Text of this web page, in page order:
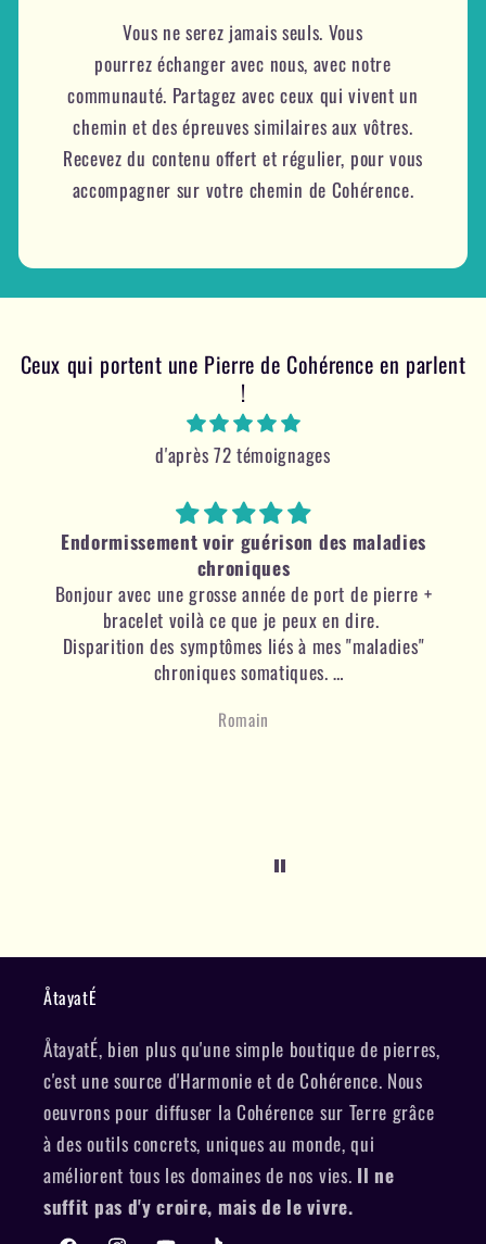
Vous ne serez jamais seuls. Vous
pourrez échanger avec nous, avec notre
communauté. Partagez avec ceux qui vivent un
chemin et des épreuves similaires aux vôtres.
Recevez du contenu offert et régulier, pour vous
accompagner sur votre chemin de Cohérence.
Ceux qui portent une Pierre de Cohérence en parlent
!
d'après 72 témoignages
Endormissement voir guérison des maladies
chroniques
Bonjour avec une grosse année de port de pierre +
bracelet voilà ce que je peux en dire.
Disparition des symptômes liés à mes "maladies"
chroniques somatiques.
total des traitements bethaististine pour celle ci au
la pierre sur la zone enflammée suffit a la guérison
du trouble.
réalisation du soi ou encore l'Eveil
Je dois beaucoup a HammAnh et son équipe
Romain
ÅtayatÉ
ÅtayatÉ, bien plus qu'une simple boutique de pierres,
c'est une source d'Harmonie et de Cohérence. Nous
oeuvrons pour diffuser la Cohérence sur Terre grâce
à des outils concrets, uniques au monde, qui
améliorent tous les domaines de nos vies. Il ne
suffit pas d'y croire, mais de le vivre.